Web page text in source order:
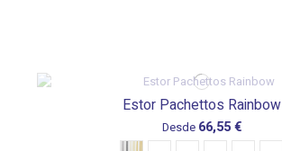
Estor Pachettos Rainbow
Desde 66,55 €